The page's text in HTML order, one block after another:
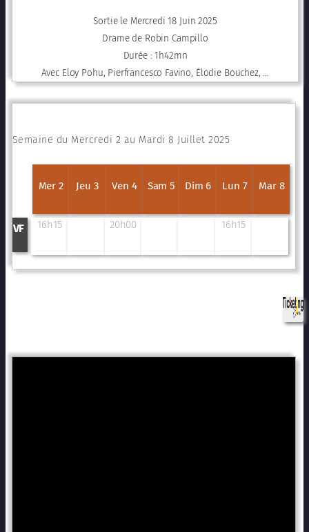
Sortie le Mercredi 18 Juin 2025
Drame de Robin Campillo
Durée : 1h42mn
Avec Eloy Pohu, Pierfrancesco Favino, Élodie Bouchez, …
Semaine du Mercredi 2 au Mardi 8 Juillet 2025
Mer 2 Jeu 3 Ven 4 Sam 5 Dim 6 Lun 7 Mar 8
VF 16h15 20h00 16h15